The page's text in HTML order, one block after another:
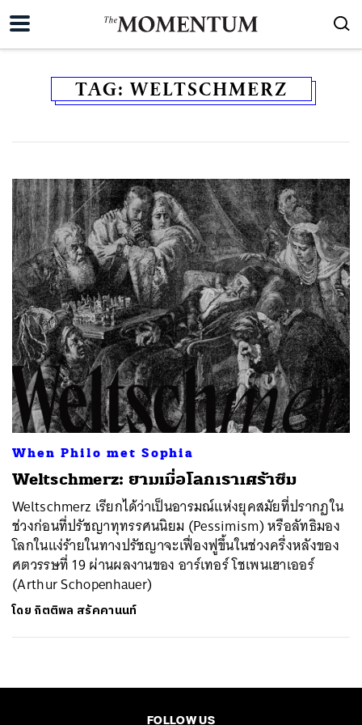
TAG:WELTSCHMERZ
When Philo met Sophia
Weltschmerz: ยามเมื่อโลกเราเศร้าซึม
Weltschmerz เรียกได้ว่าเป็นอารมณ์แห่งยุคสมัยที่ปรากฏใน
ช่วงก่อนที่ปรัชญาทุทรรศนนิยม (Pessimism) หรือลัทธิมอง
โลกในแง่ร้ายในทางปรัชญาจะเฟื่องฟูขึ้นในช่วงครึ่งหลังของ
ศตวรรษที่ 19 ผ่านผลงานของ อาร์เทอร์ โชเพนเฮาเออร์
(Arthur Schopenhauer)
โดย กิตติพล สรัคคานนท์
FOLLOW US
ค้นหา
SHARE TWEET LINE EMAIL